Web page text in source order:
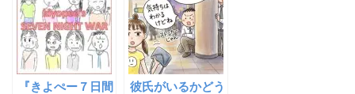
『きよぺー７日間
彼氏がいるかどう